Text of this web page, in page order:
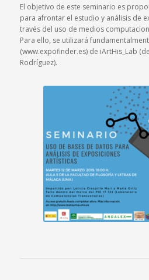
El objetivo de este seminario es
para afrontar el estudio y análisis de
través del uso de medios
Para ello, se utilizará
(www.expofinder.es) de iArtHis_Lab
Rodríguez).